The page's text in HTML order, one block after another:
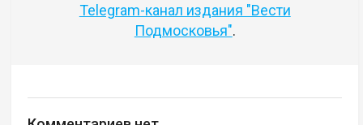
Telegram-канал издания "Вести
Подмосковья".